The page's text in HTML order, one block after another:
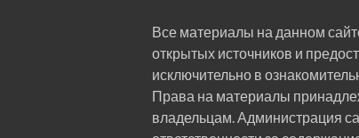
Все материалы на данном
открытых источников и
исключительно в
Права на материалы
владельцам. Администрация